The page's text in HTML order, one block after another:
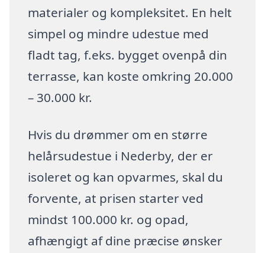
materialer og kompleksitet. En helt
simpel og mindre udestue med
fladt tag, f.eks. bygget ovenpå din
terrasse, kan koste omkring 20.000
– 30.000 kr.
Hvis du drømmer om en større
helårsudestue i Nederby, der er
isoleret og kan opvarmes, skal du
forvente, at prisen starter ved
mindst 100.000 kr. og opad,
afhængigt af dine præcise ønsker